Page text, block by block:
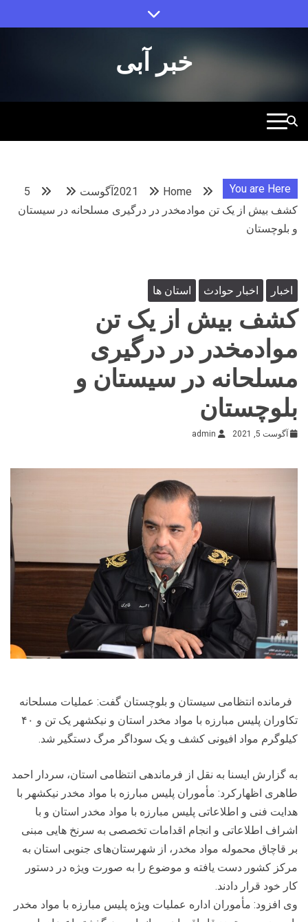
to
خبر آبی
You are Here
Home
2021آگوست
5
کشف بیش از یک تن موادمخدر در درگیری مسلحانه در سیستان
و بلوچستان
اخبار اخبار حوادث استان ها
کشف بیش از یک تن
موادمخدر در درگیری
مسلحانه در سیستان و
بلوچستان
آگوست 5, 2021 admin
فرمانده انتظامی سیستان و بلوچستان گفت: عملیات مسلحانه
تکاوران پلیس مبارزه با مواد مخدر استان و نیکشهر یک تن و ۴۰
کیلوگرم مواد افیونی کشف و یک سوداگر مرگ دستگیر شد.
به گزارش ایسنا به نقل از فرماندهی انتظامی استان، سردار احمد
طاهری اظهارکرد: مأموران پلیس مبارزه با مواد مخدر نیکشهر با
هدایت فنی و اطلاعاتی پلیس مبارزه با مواد مخدر استان و با
اشراف اطلاعاتی و انجام اقدامات تخصصی به سرنخ هایی مبنی
بر قاچاق محموله مواد مخدر، از شهرستان‌های جنوبی استان به
مرکز کشور دست یافته و موضوع را به صورت ویژه در دستور
کار خود قرار دادند.
وی افزود: مأموران اداره عملیات ویژه پلیس مبارزه با مواد مخدر